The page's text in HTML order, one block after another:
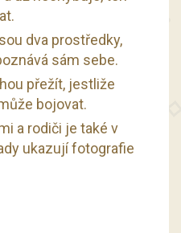
dva prostředky,
sám sebe.
přežít, jestliže
bojovat.
a rodiči je také v
ukazují fotografie